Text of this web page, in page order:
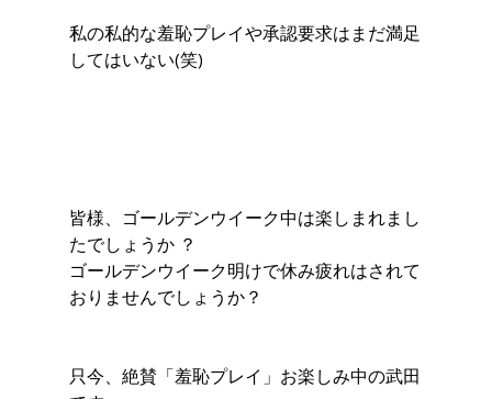
私の私的な羞恥プレイや承認要求はまだ満足
してはいない(笑)
皆様、ゴールデンウイーク中は楽しまれまし
たでしょうか ？
ゴールデンウイーク明けで休み疲れはされて
おりませんでしょうか？
只今、絶賛「羞恥プレイ」お楽しみ中の武田